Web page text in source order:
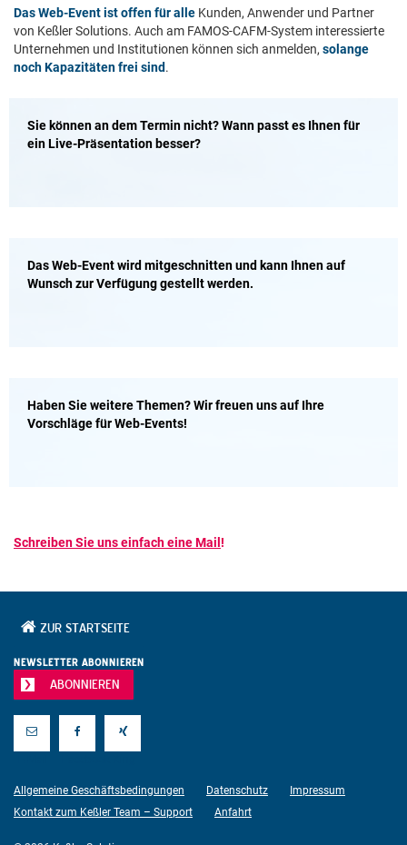
Das Web-Event ist offen für alle Kunden, Anwender und Partner
von Keßler Solutions. Auch am FAMOS-CAFM-System interessierte
Unternehmen und Institutionen können sich anmelden, solange
noch Kapazitäten frei sind.
Sie können an dem Termin nicht? Wann passt es Ihnen für
ein Live-Präsentation besser?
Das Web-Event wird mitgeschnitten und kann Ihnen auf
Wunsch zur Verfügung gestellt werden.
Haben Sie weitere Themen? Wir freuen uns auf Ihre
Vorschläge für Web-Events!
Schreiben Sie uns einfach eine Mail !
ZUR STARTSEITE
NEWSLETTER ABONNIEREN
ABONNIEREN
Allgemeine Geschäftsbedingungen Datenschutz
Impressum
Kontakt zum Keßler Team – Support
Anfahrt